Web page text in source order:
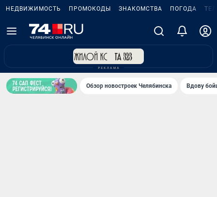
НЕДВИЖИМОСТЬ ПРОМОКОДЫ ЗНАКОМСТВА ПОГОДА
Обзор новостроек Челябинска Вдову